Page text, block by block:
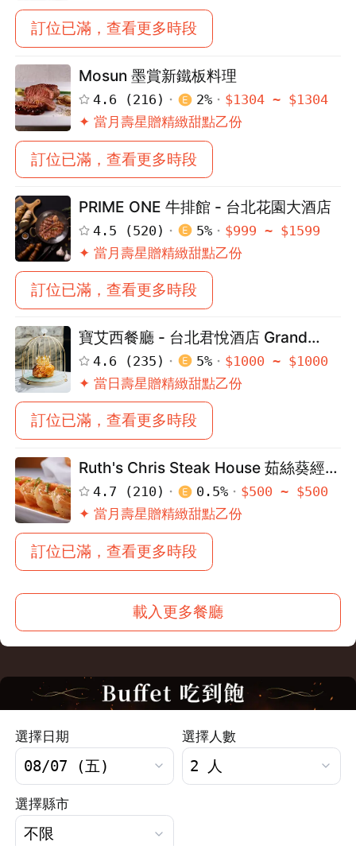
訂位已滿，查看更多時段
Mosun 墨賞新鐵板料理
4.6 (216 ) 2% $1304 ~ $1304
✦ 當月壽星贈精緻甜點乙份
訂位已滿，查看更多時段
PRIME ONE 牛排館 - 台北花園大酒店
4.5 (520 ) 5% $999 ~ $1599
✦ 當月壽星贈精緻甜點乙份
訂位已滿，查看更多時段
寶艾西餐廳 - 台北君悅酒店 Grand
Hyatt Taipei
4.6 (235 ) 5% $1000 ~ $1000
✦ 當日壽星贈精緻甜點乙份
訂位已滿，查看更多時段
Ruth's Chris Steak House 茹絲葵經典
牛排館（高雄店）
4.7 (210 ) 0.5% $500 ~ $500
✦ 當月壽星贈精緻甜點乙份
訂位已滿，查看更多時段
載入更多餐廳
選擇日期 選擇人數
選擇縣市
登出
確定要登出嗎？